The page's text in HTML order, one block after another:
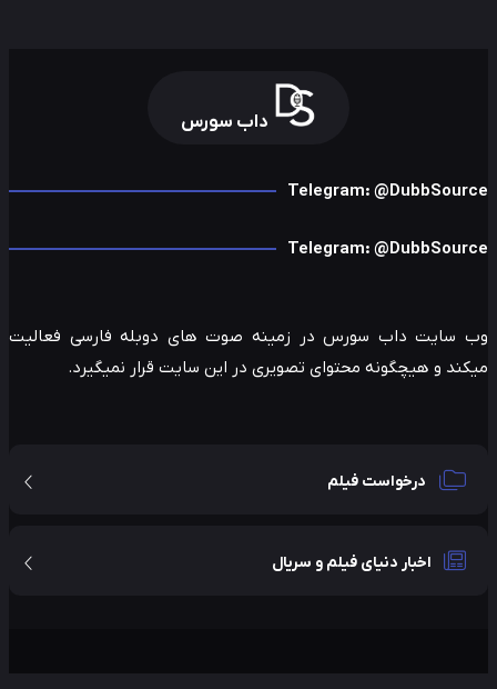
داب سورس
Telegram:
Telegram:
سایت داب سورس در زمینه صوت های دوبله فارسی فعالیت
و هیچگونه محتوای تصویری در این سایت قرار نمیگیرد.
درخواست فیلم
اخبار دنیای فیلم و سریال